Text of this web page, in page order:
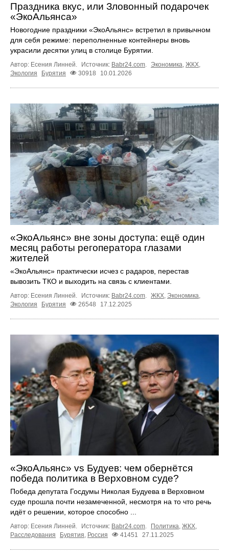
Праздника вкус, или Зловонный подарочек
«ЭкоАльянса»
Новогодние праздники «ЭкоАльянс» встретил в привычном
для себя режиме: переполненные контейнеры вновь
украсили десятки улиц в столице Бурятии.
Автор: Есения Линней. Источник: Babr24.com. Экономика, ЖКХ,
Экология
Бурятия 30918 10.01.2026
«ЭкоАльянс» вне зоны доступа: ещё один
месяц работы регоператора глазами
жителей
«ЭкоАльянс» практически исчез с радаров, перестав
вывозить ТКО и выходить на связь с клиентами.
Автор: Есения Линней. Источник: Babr24.com ЖКХ Экономика
Экология
Бурятия 26548 17.12.2025
«ЭкоАльянс» vs Будуев: чем обернётся
победа политика в Верховном суде?
Победа депутата Госдумы Николая Будуева в Верховном
суде прошла почти незамеченной, несмотря на то что речь
идёт о решении, которое способно ...
Автор: Есения Линней. Источник: Babr24.com. Политика, ЖКХ,
Расследования
Бурятия, Россия 41451 27.11.2025